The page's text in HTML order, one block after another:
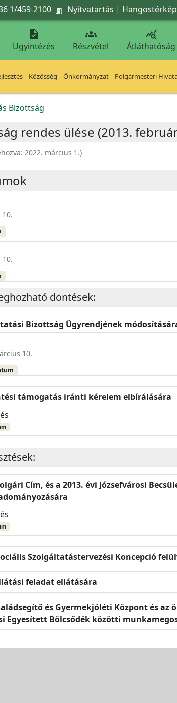
1/459-2100  Nyitvatartás | Hangostérkép

Ügyintézés

Részvétel

Átláthatóság
Közösség Önkormányzat Polgármesteri
Bizottság
rendes ülése (2013.
2022. március 1.)
10.
10.
döntések:
Bizottság Ügyrendjének
10.
támogatás iránti kérelem elbírálására
Cím, és a 2013. évi Józsefvárosi
Szolgáltatástervezési Koncepció
feladat ellátására
és Gyermekjóléti Központ és
Egyesített Bölcsődék közötti